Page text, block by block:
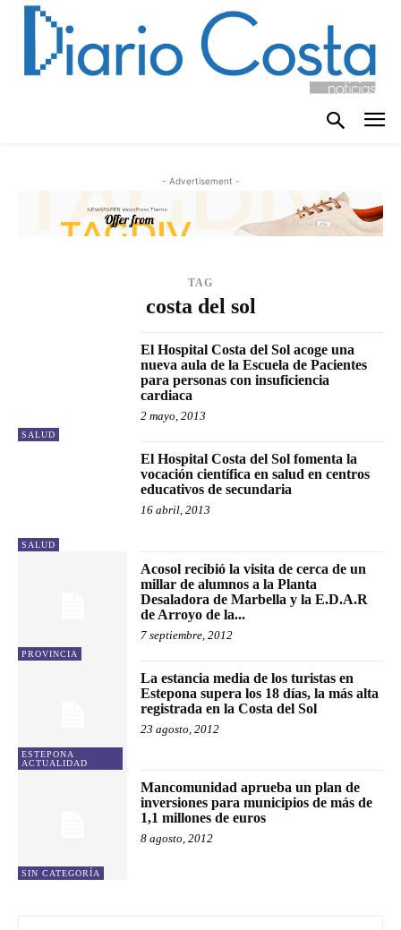
- Advertisement -
TAG
costa del sol
SALUD
El Hospital Costa del Sol acoge una
nueva aula de la Escuela de Pacientes
para personas con insuficiencia
cardiaca
2 mayo, 2013
SALUD
El Hospital Costa del Sol fomenta la
vocación científica en salud en centros
educativos de secundaria
16 abril, 2013
PROVINCIA
Acosol recibió la visita de cerca de un
millar de alumnos a la Planta
Desaladora de Marbella y la E.D.A.R
de Arroyo de la...
7 septiembre, 2012
ESTEPONA
ACTUALIDAD
La estancia media de los turistas en
Estepona supera los 18 días, la más alta
registrada en la Costa del Sol
23 agosto, 2012
SIN CATEGORÍA
Mancomunidad aprueba un plan de
inversiones para municipios de más de
1,1 millones de euros
8 agosto, 2012